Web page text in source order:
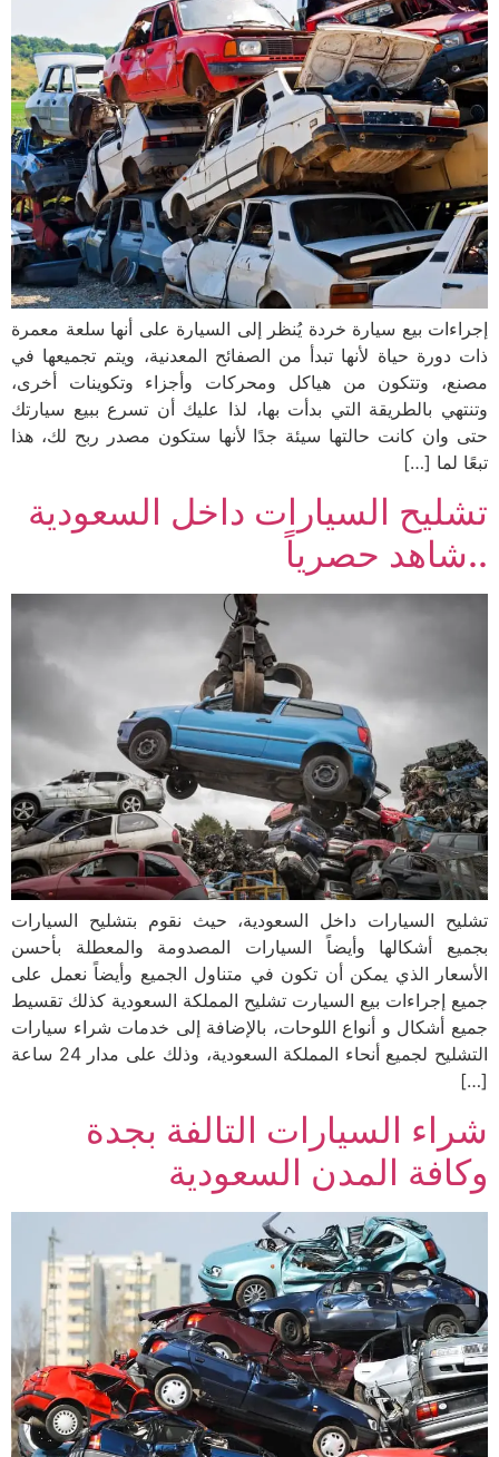
إجراءات بيع سيارة خردة يُنظر إلى السيارة على أنها سلعة معمرة
ذات دورة حياة لأنها تبدأ من الصفائح المعدنية، ويتم تجميعها في
مصنع، وتتكون من هياكل ومحركات وأجزاء وتكوينات أخرى،
وتنتهي بالطريقة التي بدأت بها، لذا عليك أن تسرع ببيع سيارتك
حتى وان كانت حالتها سيئة جدًا لأنها ستكون مصدر ربح لك، هذا
تبعًا لما […]
تشليح السيارات داخل السعودية
..شاهد حصرياً
تشليح السيارات داخل السعودية، حيث نقوم بتشليح السيارات
بجميع أشكالها وأيضاً السيارات المصدومة والمعطلة بأحسن
الأسعار الذي يمكن أن تكون في متناول الجميع وأيضاً نعمل على
جميع إجراءات بيع السيارت تشليح المملكة السعودية كذلك تقسيط
جميع أشكال و أنواع اللوحات، بالإضافة إلى خدمات شراء سيارات
التشليح لجميع أنحاء المملكة السعودية، وذلك على مدار 24 ساعة
[…]
شراء السيارات التالفة بجدة
وكافة المدن السعودية